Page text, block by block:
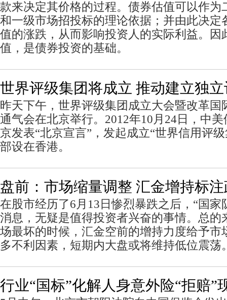
款来决定其价格的过程。债券估值可以作为
和一级市场招投标的理论依据；并由此决定
值的涨跌，从而影响投资人的实际利益。因
值，是债券投资的基础。
世界评级集团将成立 推动建立独
昨天下午，世界评级集团成立大会暨改革国
通气会在北京举行。2012年10月24日，中
京发表“北京宣言”，发起成立“世界信用评
部设在香港。
盘前：市场缩量调整 汇金增持标
在股市经历了6月13日惨烈暴跌之后，“国家
消息，无疑是值得投资者兴奋的事情。总的
场最坏的时候，汇金空前的增持力度给予市
多不利因素，短期内大盘或将维持低位震荡
行业“国标”化解人身意外险“拒赔”